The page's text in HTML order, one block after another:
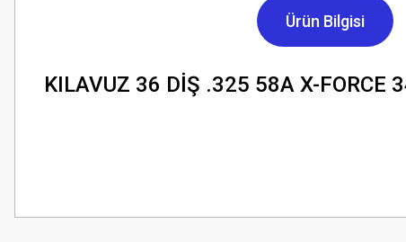
Ürün Bilgisi
KILAVUZ 36 DİŞ .325 58A X-